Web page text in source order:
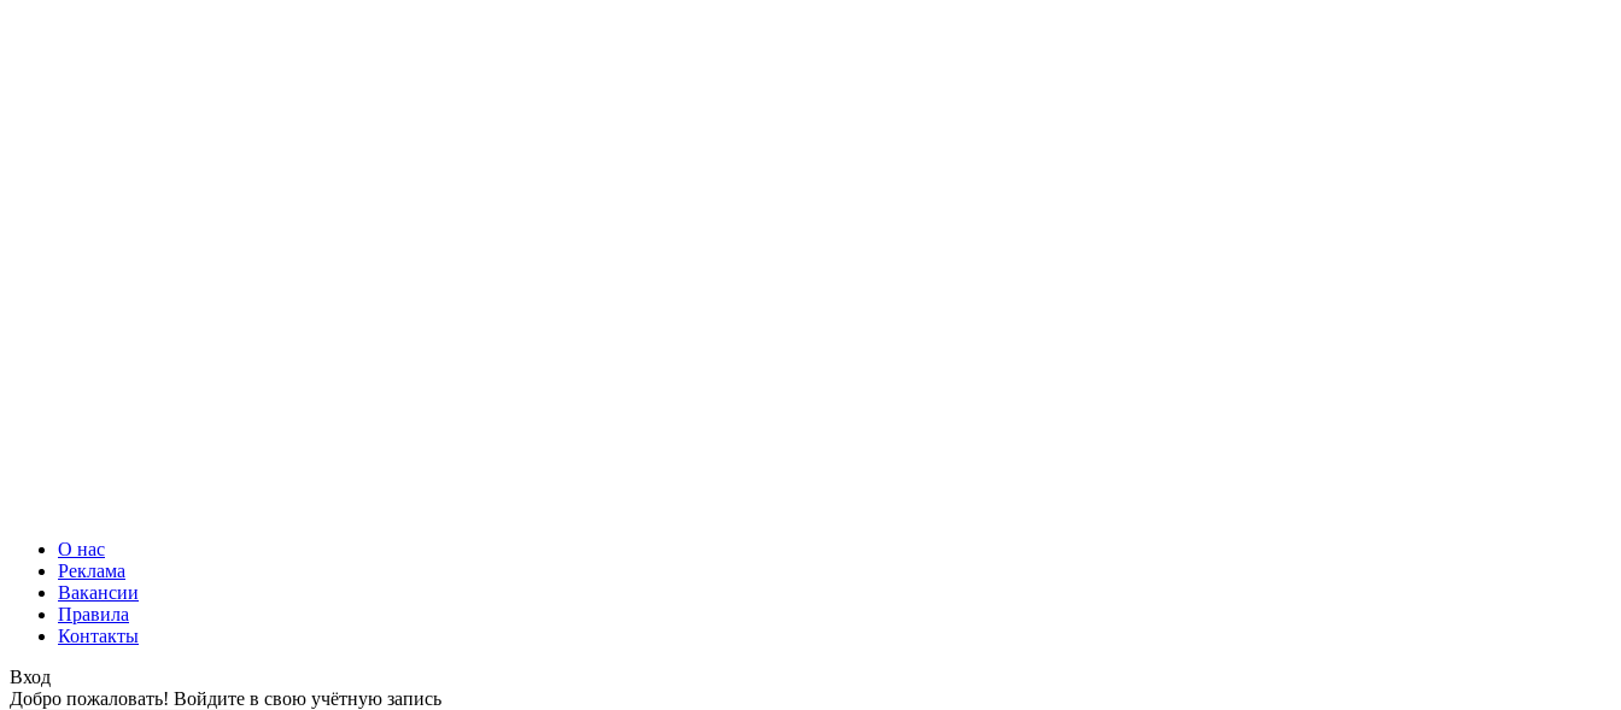
О нас
Реклама
Вакансии
Правила
Контакты
Вход
Добро пожаловать! Войдите в свою учётную запись